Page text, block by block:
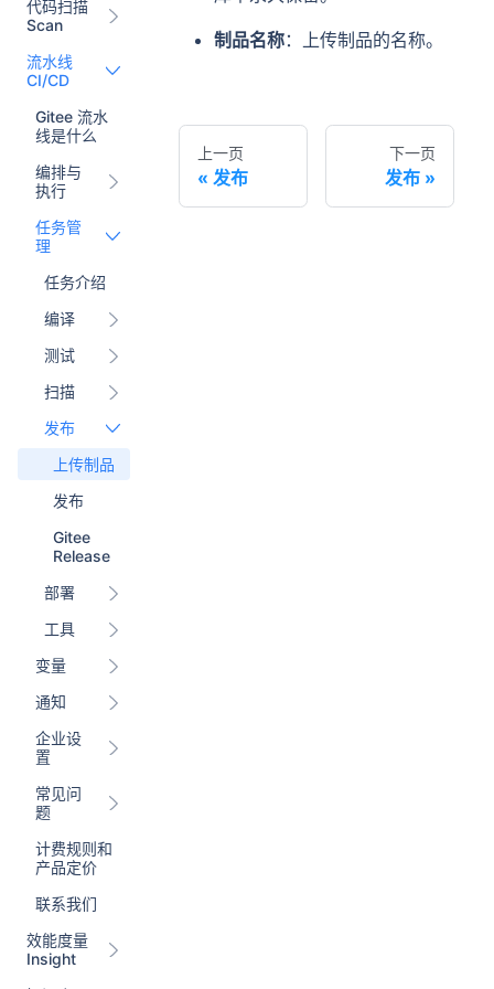
代码扫描
Scan
流水线
CI/CD
Gitee 流水
线是什么
编排与
执行
任务管
理
任务介绍
编译
测试
扫描
发布
上传制品
发布
Gitee
Release
部署
工具
变量
通知
企业设
置
常见问
题
计费规则和
产品定价
联系我们
效能度量
Insight
制品名称：上传制品的名称。
上一页
发布
下一页
发布